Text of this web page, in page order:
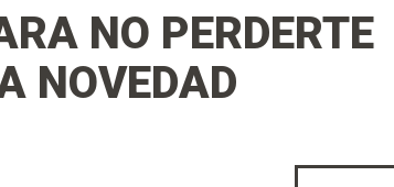
NO PERDERTE
NOVEDAD